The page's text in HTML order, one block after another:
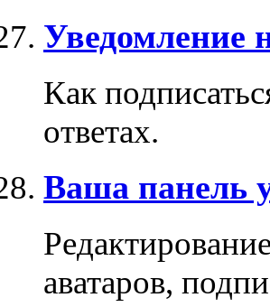
Уведомление
Как
ответах.
Ваша панель
аватаров,